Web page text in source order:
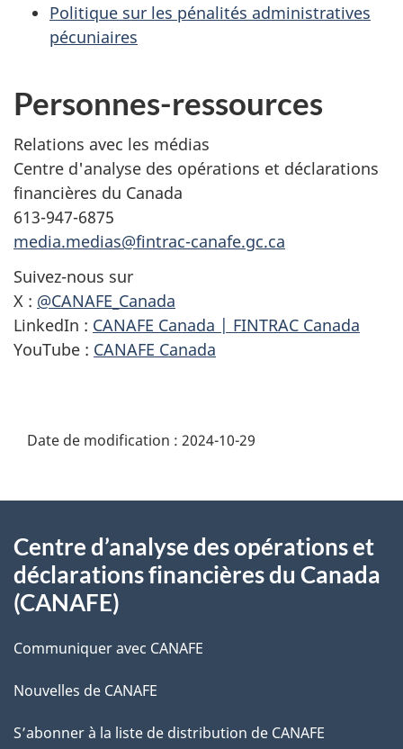
Politique sur les pénalités administratives
pécuniaires
Personnes-ressources
Relations avec les médias
Centre d'analyse des opérations et déclarations
financières du Canada
613-947-6875
media.medias@fintrac-canafe.gc.ca
Suivez-nous sur
X : @CANAFE_Canada
LinkedIn : CANAFE Canada | FINTRAC Canada
YouTube : CANAFE Canada
Date de modification : 2024-10-29
propos
de
ce
Centre d’analyse des opérations et
déclarations financières du Canada
(CANAFE)
Communiquer avec CANAFE
Nouvelles de CANAFE
S’abonner à la liste de distribution de CANAFE